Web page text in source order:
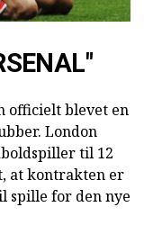
officielt blevet en
London
til 12
at kontrakten er
spille for den nye